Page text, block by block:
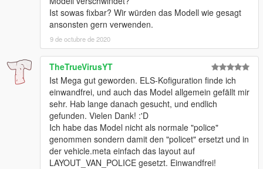
Ist sowas fixbar? Wir würden das Modell wie gesagt
ansonsten gern verwenden.
9 de octubre de 2020
TheTrueVirusYT
Ist Mega gut geworden. ELS-Kofiguration finde ich
einwandfrei, und auch das Model allgemein gefällt mir
sehr. Hab lange danach gesucht, und endlich
gefunden. Vielen Dank! :'D
Ich habe das Model nicht als normale "police"
genommen sondern damit den "policet" ersetzt und in
der vehicle.meta einfach das layout auf
LAYOUT_VAN_POLICE gesetzt. Einwandfrei!